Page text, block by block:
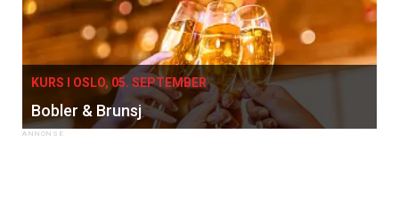
KURS I OSLO, 05. SEPTEMBER
Bobler & Brunsj